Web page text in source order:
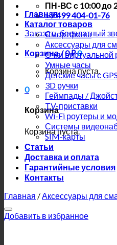
ПН-ВС с 10:00 до
+7 499 404-01-76
Заказать бесплатный
Корзина /0₽0
Корзина пуста.
0
Корзина
Корзина пуста.
Главная
Каталог товаров
Смартфоны
Аксессуары для
Очки виртуальной
Умные часы
Детские часы с GPS
3D ручки
Геймпады /
TV-приставки
Wi-Fi роутеры и
Системы
SIM-карты
Статьи
Доставка и оплата
Гарантийные условия
Контакты
Главная /Аксессуары для
Добавить в избранное